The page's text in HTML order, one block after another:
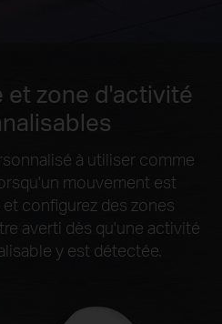
et zone d'activité
à utiliser comme
mouvement est
configurez des zones
averti dès qu'une activité
y est détectée.